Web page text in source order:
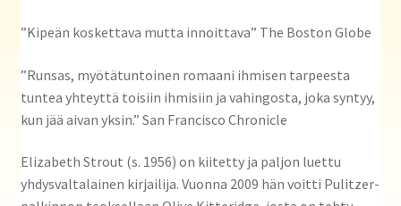
”Kipeän koskettava mutta innoittava” The Boston Globe
”Runsas, myötätuntoinen romaani ihmisen tarpeesta
tuntea yhteyttä toisiin ihmisiin ja vahingosta, joka syntyy,
kun jää aivan yksin.” San Francisco Chronicle
Elizabeth Strout (s. 1956) on kiitetty ja paljon luettu
yhdysvaltalainen kirjailija. Vuonna 2009 hän voitti Pulitzer-